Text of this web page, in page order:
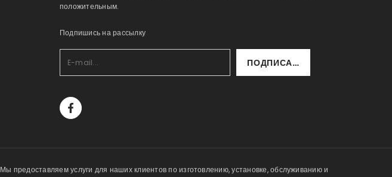
положительным.
Подпишись на рассылку
ПОДПИСАТЬСЯ
Мы предоставляем услуги для наших клиентов по изготовлению, установке, обслуживанию и